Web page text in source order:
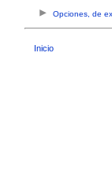
Opciones, de
Inicio